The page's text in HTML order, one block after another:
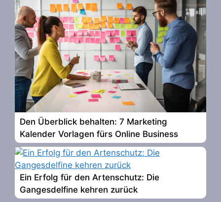
Den Überblick behalten: 7 Marketing
Kalender Vorlagen fürs Online Business
Ein Erfolg für den Artenschutz: Die
Gangesdelfine kehren zurück